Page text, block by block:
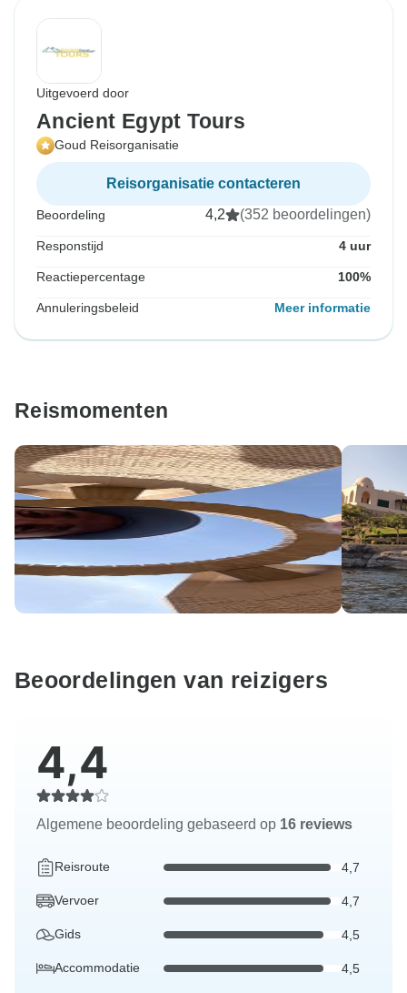
Uitgevoerd door
Ancient Egypt Tours
Goud Reisorganisatie
Reisorganisatie contacteren
Beoordeling 4,2 (352 beoordelingen)
Responstijd 4 uur
Reactiepercentage 100%
Annuleringsbeleid Meer informatie
Reismomenten
Beoordelingen van reizigers
4,4
Algemene beoordeling gebaseerd op 16 reviews
Reisroute 4,7
Vervoer 4,7
Gids 4,5
Accommodatie 4,5